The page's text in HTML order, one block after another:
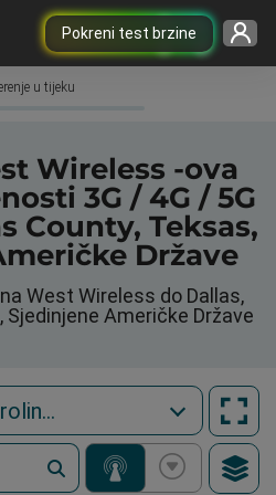
Pokreni test brzine
u tijeku
Wireless -ova
3G / 4G / 5G
County, Teksas,
Države
West Wireless do Dallas,
Sjedinjene Američke Države
Carolina West Wireless